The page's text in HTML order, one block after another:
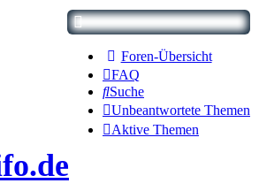
Foren-Übersicht
FAQ
Suche
Unbeantwortete Themen
Aktive Themen